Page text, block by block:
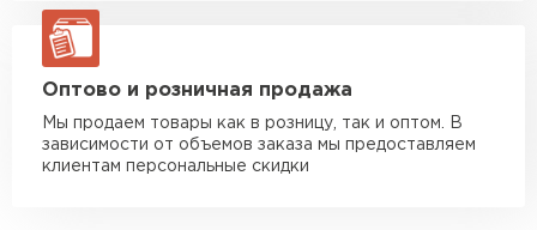
макс. длина груза 13,5 м
ЗАКАЗАТЬ С ДОСТАВКОЙ
Оптово и розничная продажа
Мы продаем товары как в розницу, так и оптом. В
зависимости от объемов заказа мы предоставляем
клиентам персональные скидки